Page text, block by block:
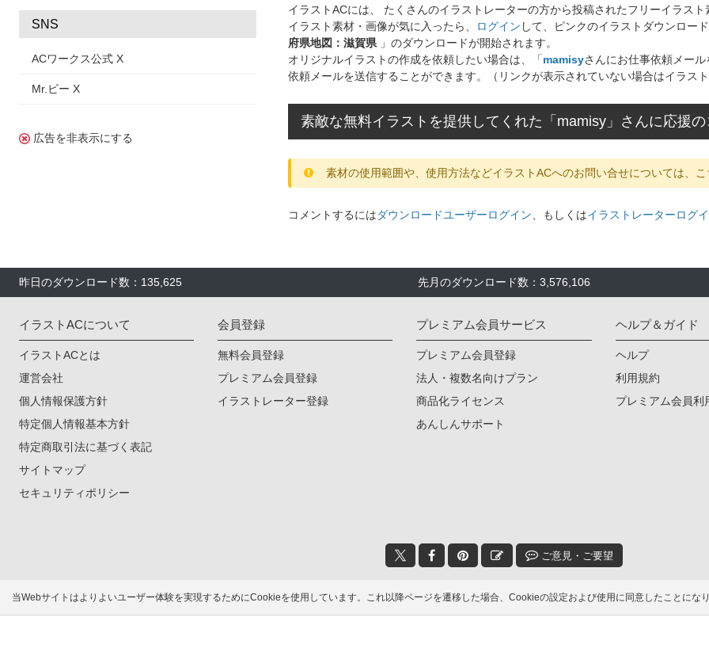
当Webサイトはよりよいユーザー体験を実現するためにCookieを使用しています。これ以降ページを遷移した場合、Cookieの設定および使用に同意したことに
SNS
ACワークス公式 X
Mr.ビー X
広告を非表示にする
イラストACには、 たくさんのイラストレーターの方から投稿されたフリーイラス
イラスト素材・画像が気に入ったら、
ログイン して、ピンクのイラストダウンロー
府県地図：滋賀県 」のダウンロードが開始されます。
オリジナルイラストの作成を依頼したい場合は、「mamisyさんにお仕事依頼メー
依頼メールを送信することができます。（リンクが表示されていない場合はイラス
素敵な無料イラストを提供してくれた「mamisy」さんに応援
素材の使用範囲や、使用方法などイラストACへのお問い合せについては、
コメントするにはダウンロードユーザーログイン 、もしくはイラストレーターログ
昨日のダウンロード数：135,625 先月のダウンロード数：3,576,106
イラストACについて
イラストACとは
運営会社
個人情報保護方針
特定個人情報基本方針
特定商取引法に基づく表記
サイトマップ
セキュリティポリシー
会員登録
無料会員登録
プレミアム会員登録
イラストレーター登録
プレミアム会員サービス
プレミアム会員登録
法人・複数名向けプラン
商品化ライセンス
あんしんサポート
ヘルプ＆ガイド
ヘルプ
利用規約
プレミアム会員利
ご意見・ご要望